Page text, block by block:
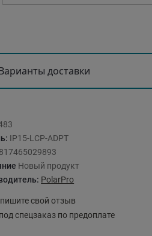
доставки
IP15-LCP-ADPT
Новый продукт
PolarPro
свой отзыв
спецзаказ по предоплате